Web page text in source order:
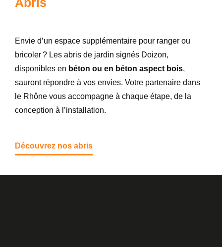
Envie d’un espace supplémentaire pour ranger ou
bricoler ? Les abris de jardin signés Doizon,
disponibles en béton ou en béton aspect bois,
sauront répondre à vos envies. Votre partenaire dans
le Rhône vous accompagne à chaque étape, de la
conception à l’installation.
Découvrez nos abris